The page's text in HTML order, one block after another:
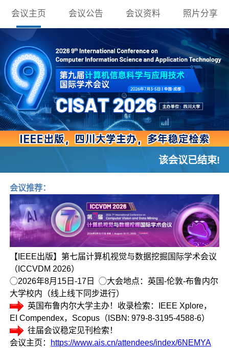
会议主页 会议公告 会议资料 照片分享
该会议已结束!
会议推荐：
【IEEE出版】第七届计算机视觉与数据挖掘国际学术会议
（ICCVDM 2026）
◯2026年8月15日-17日 ◯大会地点：英国-伦敦-布鲁内尔
大学校内（线上线下同步进行）
英国布鲁内尔大学主办！收录检索：IEEE Xplore，
EI Compendex，Scopus（ISBN: 979-8-3195-4588-6）
往届会议稳定见刊检索！
会议主页：
https://www.ais.cn/attendees/index/6NEMYA